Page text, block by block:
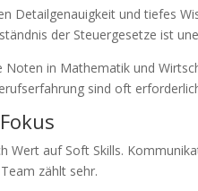
Detailgenauigkeit und tiefes
der Steuergesetze ist
in Mathematik und
sind oft
Wert auf Soft Skills.
zählt sehr.